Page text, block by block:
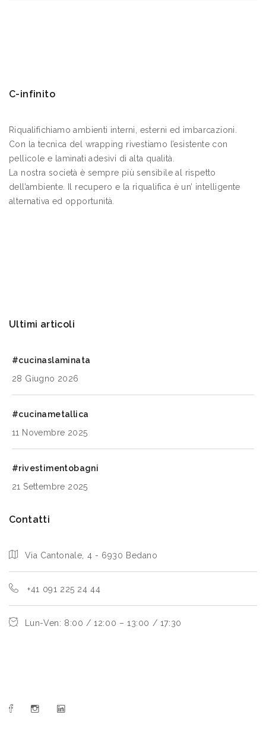
C-infinito
Riqualifichiamo ambienti interni, esterni ed imbarcazioni.
Con la tecnica del wrapping rivestiamo l’esistente con
pellicole e laminati adesivi di alta qualità.
La nostra società è sempre più sensibile al rispetto
dell’ambiente. Il recupero e la riqualifica è un’ intelligente
alternativa ed opportunità.
Ultimi articoli
#cucinaslaminata
28 Giugno 2026
#cucinametallica
11 Novembre 2025
#rivestimentobagni
21 Settembre 2025
Contatti
Via Cantonale, 4 - 6930 Bedano
+41 091 225 24 44
Lun-Ven: 8:00 / 12:00 – 13:00 / 17:30